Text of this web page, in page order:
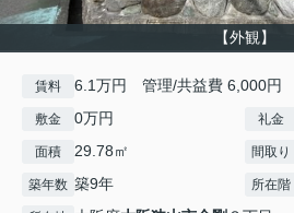
【外観】
賃料 6.1万円 管理/共益費 6,000円
敷金 0万円 礼金
面積 29.78㎡ 間取り
築年数 築9年 所在階